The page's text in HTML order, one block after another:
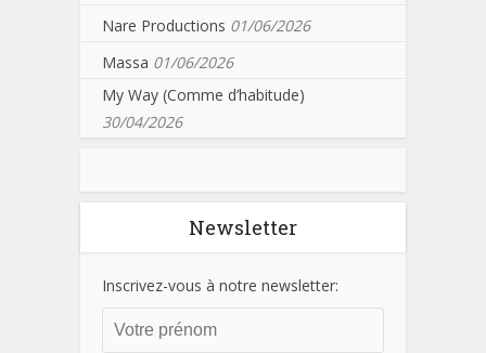
Nare Productions 01/06/2026
Massa 01/06/2026
My Way (Comme d’habitude)
30/04/2026
Newsletter
Inscrivez-vous à notre newsletter: